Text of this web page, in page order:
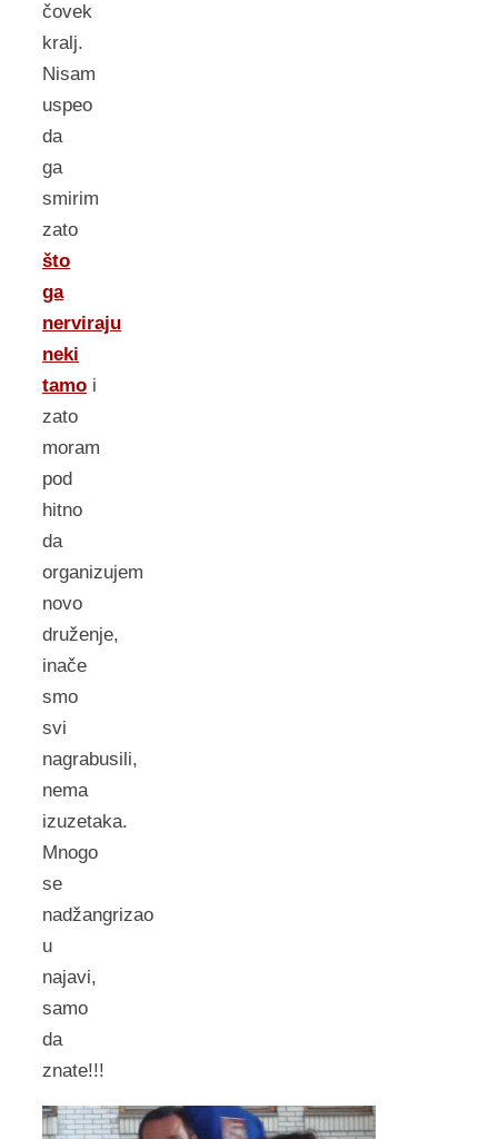
čovek
kralj.
Nisam
uspeo
da
ga
smirim
zato
što
ga
nerviraju
neki
tamo i
zato
moram
pod
hitno
da
organizujem
novo
druženje,
inače
smo
svi
nagrabusili,
nema
izuzetaka.
Mnogo
se
nadžangrizao
u
najavi,
samo
da
znate!!!